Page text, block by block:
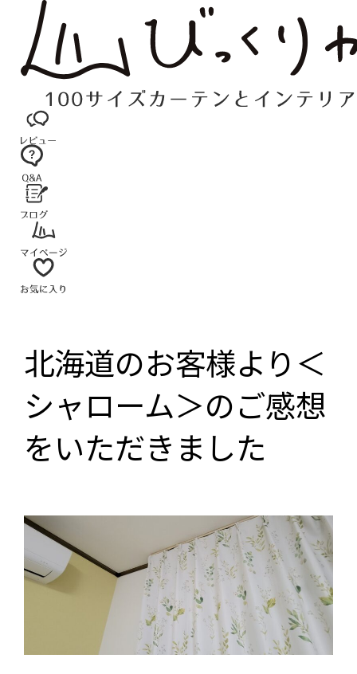
北海道のお客様より＜
シャローム＞のご感想
をいただきました